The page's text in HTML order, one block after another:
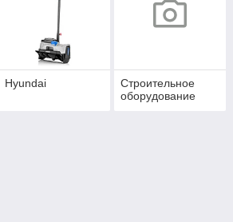
Hyundai
Строительное
оборудование